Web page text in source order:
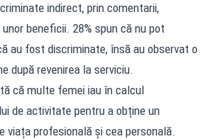
indirect, prin comentarii,
beneficii. 28% spun că nu pot
au fost discriminate, însă au observat o
după revenirea la serviciu.
că multe femei iau în calcul
de activitate pentru a obține un
viața profesională și cea personală.